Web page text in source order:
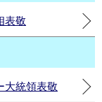
表敬
大統領表敬